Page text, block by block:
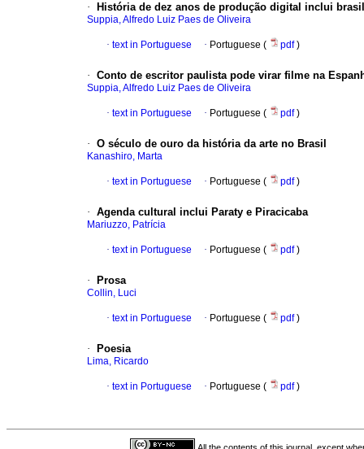
· História de dez anos de produção digital inclui
Suppia, Alfredo Luiz Paes de Oliveira
· text in Portuguese · Portuguese ( pdf)
· Conto de escritor paulista pode virar filme na
Suppia, Alfredo Luiz Paes de Oliveira
· text in Portuguese · Portuguese ( pdf)
· O século de ouro da história da arte no Brasil
Kanashiro, Marta
· text in Portuguese · Portuguese ( pdf)
· Agenda cultural inclui Paraty e Piracicaba
Mariuzzo, Patrícia
· text in Portuguese · Portuguese ( pdf)
· Prosa
Collin, Luci
· text in Portuguese · Portuguese ( pdf)
· Poesia
Lima, Ricardo
· text in Portuguese · Portuguese ( pdf)